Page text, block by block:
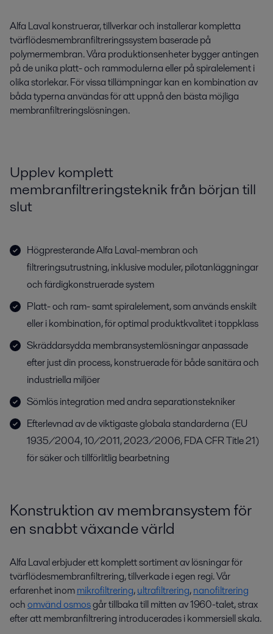
Alfa Laval konstruerar, tillverkar och installerar kompletta
tvärflödesmembranfiltreringssystem baserade på
polymermembran. Våra produktionsenheter bygger antingen
på de unika platt- och rammodulerna eller på spiralelement i
olika storlekar. För vissa tillämpningar kan en kombination av
båda typerna användas för att uppnå den bästa möjliga
membranfiltreringslösningen.
Upplev komplett
membranfiltreringsteknik från början till
slut
Högpresterande Alfa Laval-membran och
filtreringsutrustning, inklusive moduler, pilotanläggningar
och färdigkonstruerade system
Platt- och ram- samt spiralelement, som används enskilt
eller i kombination, för optimal produktkvalitet i toppklass
Skräddarsydda membransystemlösningar anpassade
efter just din process, konstruerade för både sanitära och
industriella miljöer
Sömlös integration med andra separationstekniker
Efterlevnad av de viktigaste globala standarderna (EU
1935/2004, 10/2011, 2023/2006, FDA CFR Title 21)
för säker och tillförlitlig bearbetning
Konstruktion av membransystem för
en snabbt växande värld
Alfa Laval erbjuder ett komplett sortiment av lösningar för
tvärflödesmembranfiltrering, tillverkade i egen regi. Vår
erfarenhet inommikrofiltrering,ultrafiltrering,nanofiltrering
ochomvänd osmosgår tillbaka till mitten av 1960-talet, strax
efter att membranfiltrering introducerades i kommersiell skala.